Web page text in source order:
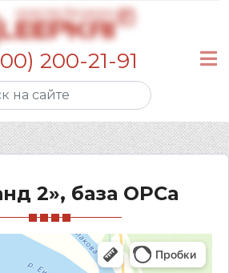
200-21-91
2», база ОРСа